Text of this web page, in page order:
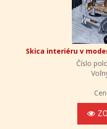
Skica interiéru v
Číslo